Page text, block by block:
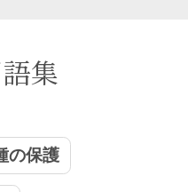
集
の保護